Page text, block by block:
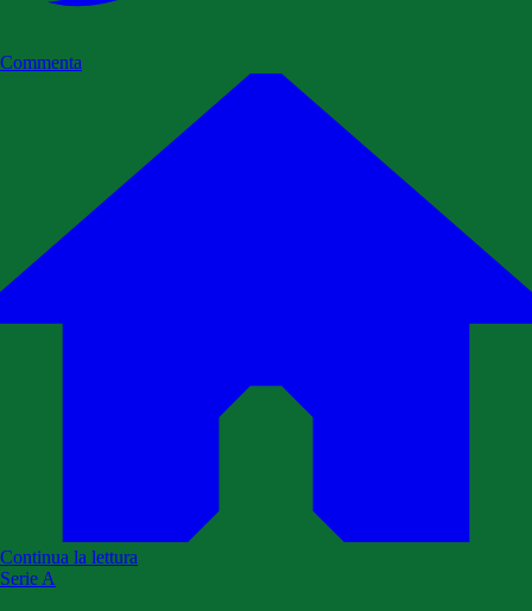
Commenta
Continua la lettura
Serie A